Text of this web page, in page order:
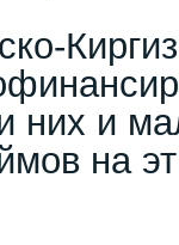
них и
на